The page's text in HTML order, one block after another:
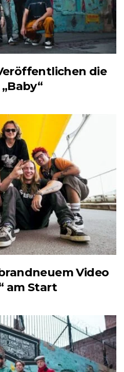
die
Video
am Start